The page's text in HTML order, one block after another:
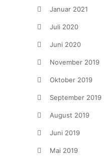
Januar 2021
Juli 2020
Juni 2020
November 2019
Oktober 2019
September 2019
August 2019
Juni 2019
Mai 2019